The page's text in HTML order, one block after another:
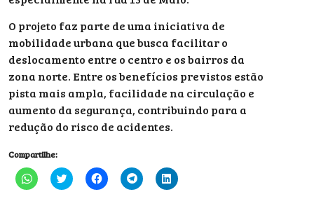
O projeto faz parte de uma iniciativa de
mobilidade urbana que busca facilitar o
deslocamento entre o centro e os bairros da
zona norte. Entre os benefícios previstos estão
pista mais ampla, facilidade na circulação e
aumento da segurança, contribuindo para a
redução do risco de acidentes.
Compartilhe:
Clique
para
Clique
para
Clique
para
Clique
para
Clique
para